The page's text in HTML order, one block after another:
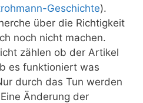
Geschichte).
über die Richtigkeit
noch nicht machen.
zählen ob der Artikel
es funktioniert was
durch das Tun werden
Änderung der